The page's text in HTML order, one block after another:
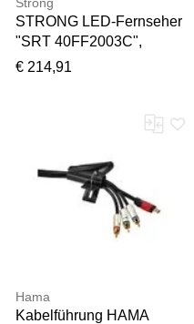
STRONG LED-Fernseher
"SRT 40FF2003C",
Energieeffizienz: E,
€ 214,91
Hama
Kabelführung HAMA